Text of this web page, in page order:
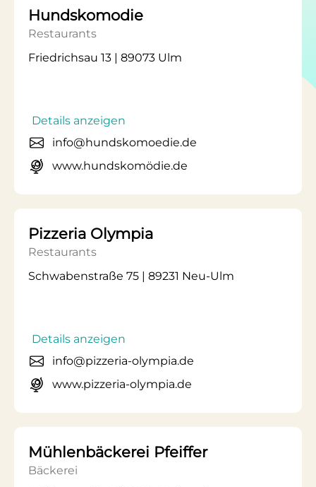
Hundskomodie
Restaurants
Friedrichsau 13 | 89073 Ulm
Details anzeigen
info@hundskomoedie.de
www.hundskomödie.de
Pizzeria Olympia
Restaurants
Schwabenstraße 75 | 89231 Neu-Ulm
Details anzeigen
info@pizzeria-olympia.de
www.pizzeria-olympia.de
Mühlenbäckerei Pfeiffer
Bäckerei